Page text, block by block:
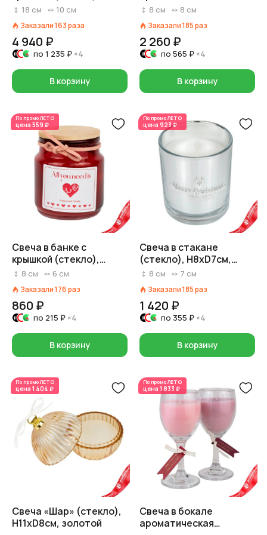
H18xD10см, серебряный
18 см 10 см
Заказали163раза
4 940 ₽
по 1 235 ₽ ×4
В корзину
(стекло), H7,5xD8см,
8 см 8 см
Заказали185раз
2 260 ₽
по 565 ₽ ×4
В корзину
По промоЛЕТО
цена 559 ₽
Свеча в банке с
крышкой (стекло),
H7,5xD6см, красный
8 см 6 см
Заказали176раз
860 ₽
по 215 ₽ ×4
В корзину
По промоЛЕТО
цена 923 ₽
Свеча в стакане
(стекло), H8xD7см,
серебряный
8 см 7 см
Заказали185раз
1 420 ₽
по 355 ₽ ×4
В корзину
По промоЛЕТО
цена 1 404 ₽
Свеча «Шар» (стекло),
H11xD8см, золотой
По промоЛЕТО
цена 1 833 ₽
Свеча в бокале
ароматическая